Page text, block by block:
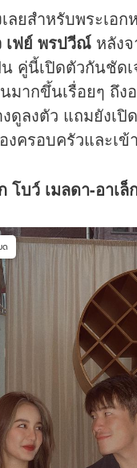
ลยสำหรับพระเอก
เฟย์ พรปวีณ์ หลัง
คู่นี้เปิดตัวกันชัด
มากขึ้นเรื่อยๆ ถึง
ดูลงตัว แถมยังเปิ
งครอบครัวและเ
บว์ เมลดา-อาเล็
ด